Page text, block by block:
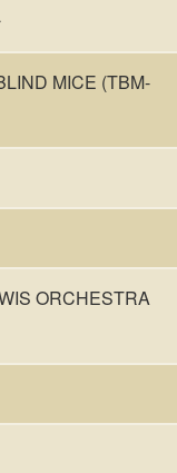
MICE (TBM-
ORCHESTRA